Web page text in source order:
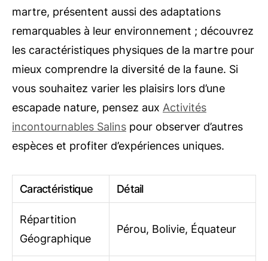
martre, présentent aussi des adaptations
remarquables à leur environnement ; découvrez
les caractéristiques physiques de la martre pour
mieux comprendre la diversité de la faune. Si
vous souhaitez varier les plaisirs lors d’une
escapade nature, pensez aux Activités
incontournables Salins pour observer d’autres
espèces et profiter d’expériences uniques.
Caractéristique Détail
Répartition
Géographique
Pérou, Bolivie, Équateur